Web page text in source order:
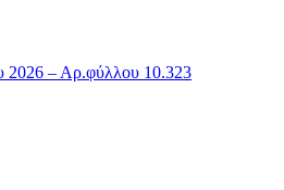
2026 – Αρ.φύλλου 10.323